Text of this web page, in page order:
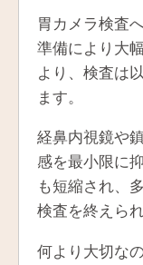
胃カメラ検査
準備により大
より、検査は
ます。
経鼻内視鏡や
感を最小限に
も短縮され、
検査を終えられ
何より大切な